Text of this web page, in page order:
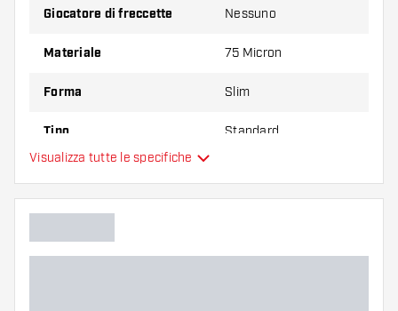
spessore diverso di alette per scoprire quale
Giocatore di freccette Nessuno
Materiale 75 Micron
Forma Slim
Tipo Standard
Colore principale
Visualizza tutte le specifiche